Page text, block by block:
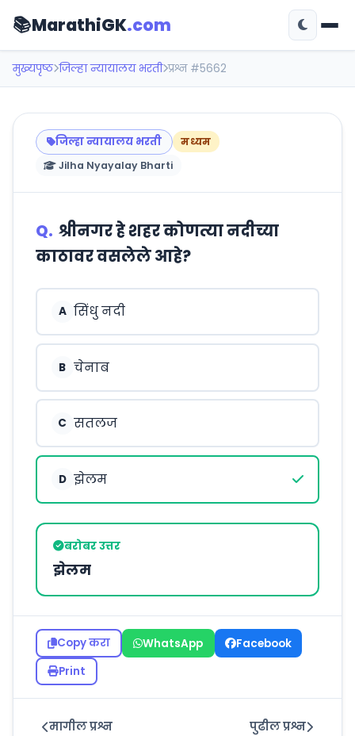
📚MarathiGK.com
मुख्यपृष्ठ जिल्हा न्यायालय भरती प्रश्न #5662
जिल्हा न्यायालय भरती
मध्यम
Jilha Nyayalay Bharti
Q. श्रीनगर हे शहर कोणत्या नदीच्या
काठावर वसलेले आहे?
A सिंधु नदी
B चेनाब
C सतलज
D झेलम
बरोबर उत्तर
झेलम
Copy करा WhatsApp
Facebook
Print
मागील प्रश्न पुढील प्रश्न